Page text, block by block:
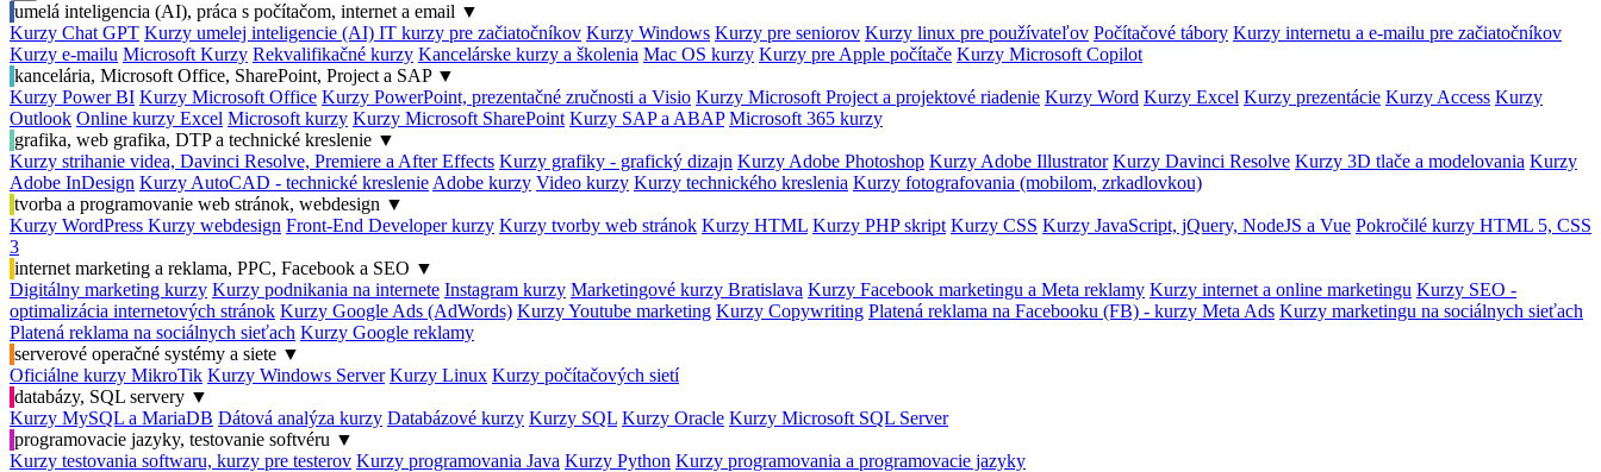
umelá inteligencia (AI), práca s počítačom, internet a email ▼
Kurzy Chat GPT Kurzy umelej inteligencie (AI) IT kurzy pre začiatočníkov Kurzy Windows Kurzy pre seniorov Kurzy linux pre používateľov Počítačové tábory Kurzy internetu a e-mailu pre začiatočníkov
Kurzy e-mailu Microsoft Kurzy Rekvalifikačné kurzy Kancelárske kurzy a školenia Mac OS kurzy Kurzy pre Apple počítače Kurzy Microsoft Copilot
kancelária, Microsoft Office, SharePoint, Project a SAP ▼
Kurzy Power BI Kurzy Microsoft Office Kurzy PowerPoint, prezentačné zručnosti a Visio Kurzy Microsoft Project a projektové riadenie Kurzy Word Kurzy Excel Kurzy prezentácie Kurzy Access Kurzy
Outlook Online kurzy Excel Microsoft kurzy Kurzy Microsoft SharePoint Kurzy SAP a ABAP Microsoft 365 kurzy
grafika, web grafika, DTP a technické kreslenie ▼
Kurzy strihanie videa, Davinci Resolve, Premiere a After Effects Kurzy grafiky - grafický dizajn Kurzy Adobe Photoshop Kurzy Adobe Illustrator Kurzy Davinci Resolve Kurzy 3D tlače a modelovania Kurzy
Adobe InDesign Kurzy AutoCAD - technické kreslenie Adobe kurzy Video kurzy Kurzy technického kreslenia Kurzy fotografovania (mobilom, zrkadlovkou)
tvorba a programovanie web stránok, webdesign ▼
Kurzy WordPress Kurzy webdesign Front-End Developer kurzy Kurzy tvorby web stránok Kurzy HTML Kurzy PHP skript Kurzy CSS Kurzy JavaScript, jQuery, NodeJS a Vue Pokročilé kurzy HTML 5, CSS
3
internet marketing a reklama, PPC, Facebook a SEO ▼
Digitálny marketing kurzy Kurzy podnikania na internete Instagram kurzy Marketingové kurzy Bratislava Kurzy Facebook marketingu a Meta reklamy Kurzy internet a online marketingu Kurzy SEO -
optimalizácia internetových stránok Kurzy Google Ads (AdWords) Kurzy Youtube marketing Kurzy Copywriting Platená reklama na Facebooku (FB) - kurzy Meta Ads Kurzy marketingu na sociálnych sieťach
Platená reklama na sociálnych sieťach Kurzy Google reklamy
serverové operačné systémy a siete ▼
Oficiálne kurzy MikroTik Kurzy Windows Server Kurzy Linux Kurzy počítačových sietí
databázy, SQL servery ▼
Kurzy MySQL a MariaDB Dátová analýza kurzy Databázové kurzy Kurzy SQL Kurzy Oracle Kurzy Microsoft SQL Server
programovacie jazyky, testovanie softvéru ▼
Kurzy testovania softwaru, kurzy pre testerov Kurzy programovania Java Kurzy Python Kurzy programovania a programovacie jazyky